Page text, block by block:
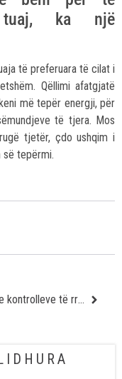
tuaj, ka një
të preferuara të cilat i
Qëllimi afatgjatë
më tepër energji, për
të tjera. Mos
tjetër, çdo ushqim i
së tepërmi.
Kryerja e kontrolleve të rregullta mund t’ju shpëtojë jetën